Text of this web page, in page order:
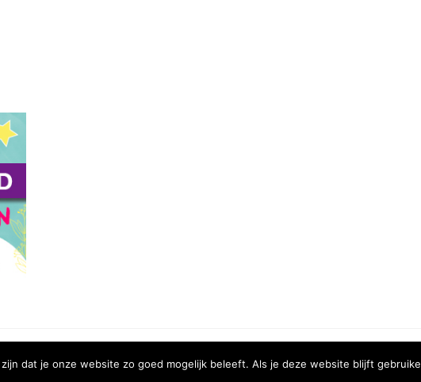
dat je onze website zo goed mogelijk beleeft. Als je deze website blijft